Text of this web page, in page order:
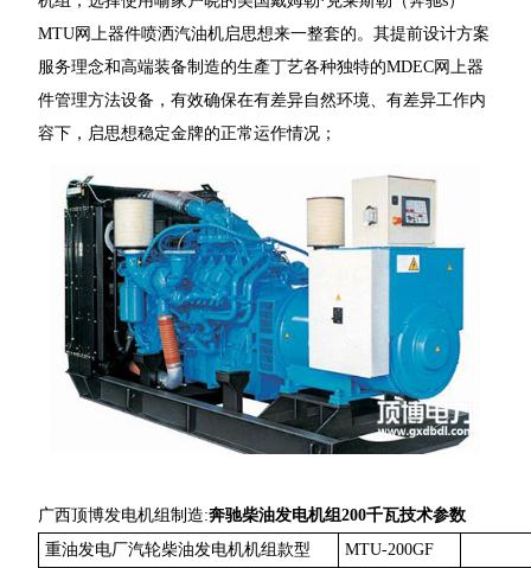
MTU网上器件喷洒汽油机启思想来一整套的。其提前设计方案
服务理念和高端装备制造的生產丁艺各种独特的MDEC网上器
件管理方法设备，有效确保在有差异自然环境、有差异工作内
容下，启思想稳定金牌的正常运作情况；
广西顶博发电机组制造:奔驰柴油发电机组200千瓦技术参数
重油发电厂汽轮柴油发电机机组款型
MTU-200GF